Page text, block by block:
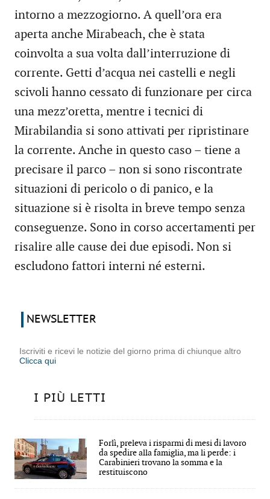
intorno a mezzogiorno. A quell’ora era
aperta anche Mirabeach, che è stata
coinvolta a sua volta dall’interruzione di
corrente. Getti d’acqua nei castelli e negli
scivoli hanno cessato di funzionare per circa
una mezz’oretta, mentre i tecnici di
Mirabilandia si sono attivati per ripristinare
la corrente. Anche in questo caso – tiene a
precisare il parco – non si sono riscontrate
situazioni di pericolo o di panico, e la
situazione si è risolta in breve tempo senza
conseguenze. Sono in corso accertamenti per
risalire alle cause dei due episodi. Non si
escludono fattori interni né esterni.
NEWSLETTER
Iscriviti e ricevi le notizie del giorno prima di chiunque altro
Clicca qui
I PIÙ LETTI
Forlì, preleva i risparmi di mesi di lavoro
da spedire alla famiglia, ma li perde: i
Carabinieri trovano la somma e la
restituiscono